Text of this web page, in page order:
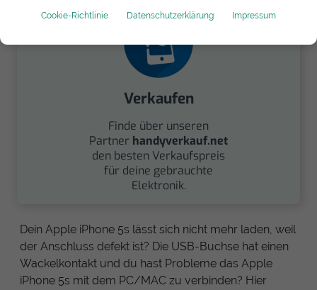
Cookie-Richtlinie Datenschutzerklärung Impressum
Verkaufen
Finde über unseren
Partner handyverkauf.net
den besten Verkaufspreis
für deine gebrauchte
Elektronik.
Dein Apple iPhone 5s lässt sich nicht mehr laden, weil
der Anschluss defekt ist? Die USB-Buchse hat einen
Wackelkontakt und du hast Probleme das Apple
iPhone 5s mit dem PC/MAC zu verbinden? Hier